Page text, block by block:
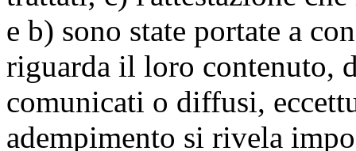
e b) sono state portate a
riguarda il loro contenuto,
comunicati o diffusi,
adempimento si rivela